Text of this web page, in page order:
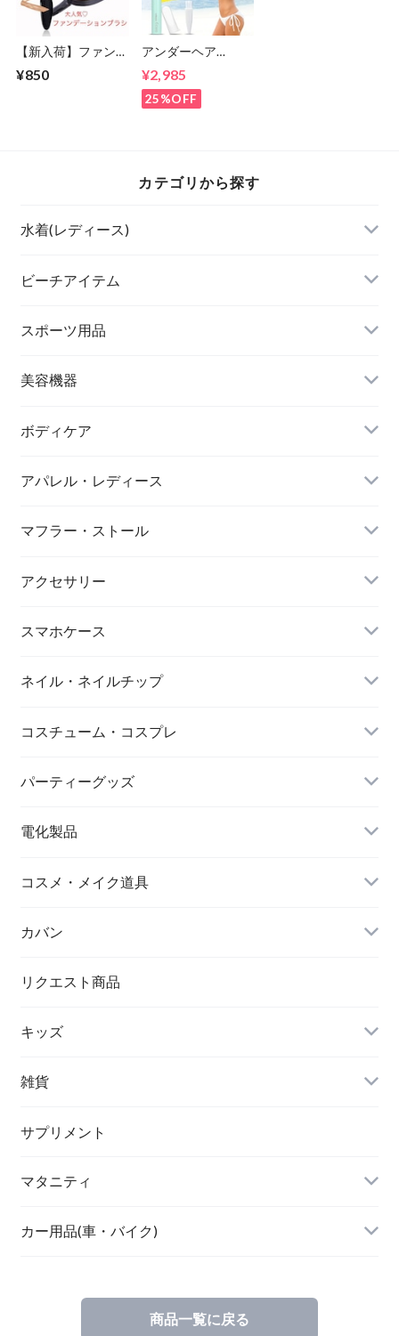
【新入荷】ファンデ
ブラシ型)メイクブ
¥850
アンダーヘア
ッター Vライン/ア
ンダーヘアー/お手
入れ/処理/アンダー
¥2,985
25%OFF
カテゴリから探す
水着(レディース)
ビキニ
ハイネックビキニ
ビーチアイテム
ビーチサンダル
ヌードブラ
カーディガン・羽織
ステッカー
スポーツ用品
サウナスーツ
スイムウェア
スポーツブラ
レギンス・スパッツ
スポーツウェアセット
美容機器
脱毛器
ボディケア
リップ・唇
マスク
ダイエット
アイマスク
靴下・ソックス
シワ取りテープ
アパレル・レディース
レッグウォーマー
マフラー・ストール
大判ストール
アクセサリー
キーホルダー
スマホケース
iPhone
ネイル・ネイルチップ
コスチューム・コスプレ
クリスマス
パーティーグッズ
電化製品
ドローン
コスメ・メイク道具
メイクブラシ
シワ取りテープ
カバン
トートバッグ
リュック
クラッチバッグ
リクエスト商品
キッズ
アウター(女の子)
ボディケア・スキンケア
雑貨
POETIC
キッチングッズ
素材・ハンドメイド
サプリメント
マタニティ
トップス
カー用品(車・バイク)
商品一覧に戻る